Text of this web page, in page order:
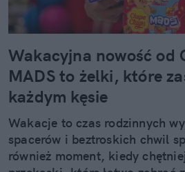
Wakacyjna nowość od
MADS to żelki, które
każdym kęsie
Wakacje to czas rodzinnych
spacerów i beztroskich chwil
również moment, kiedy